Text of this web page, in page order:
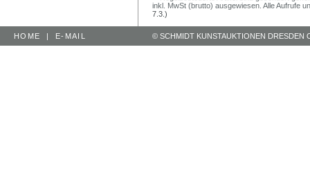
inkl. MwSt (brutto) ausgewiesen. Alle Aufrufe
7.3.)
HOME | E-MAIL © SCHMIDT KUNSTAUKTIONEN DRESDEN